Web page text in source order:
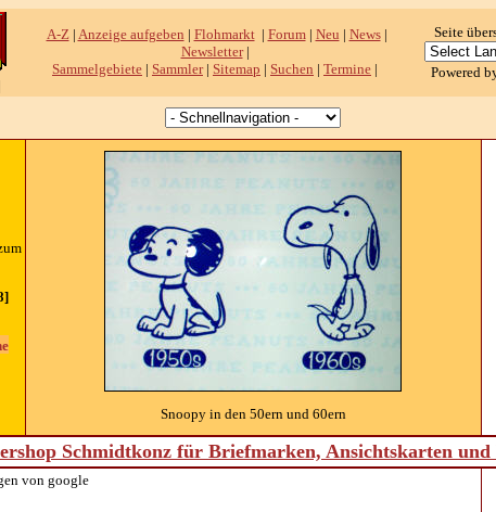
A-Z| Anzeige aufgeben | Flohmarkt| Forum| Neu | News|
Newsletter|
Sammelgebiete | Sammler| Sitemap | Suchen | Termine |
Seite
Powered
Snoopy in den 50ern und 60ern
Schmidtkonz für Briefmarken, Ansichtskarten und
von google